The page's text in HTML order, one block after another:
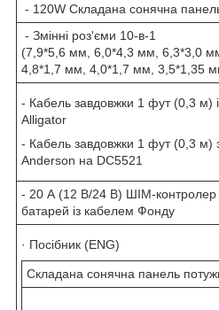
- 120W Складана сонячна
- Змінні роз'єми 10-в-1
(7,9*5,6 мм, 6,0*4,3 мм, 6,3*3,0
4,8*1,7 мм, 4,0*1,7 мм, 3,5*1,35
- Кабель завдовжки 1 фут (0,3 м)
Alligator
- Кабель завдовжки 1 фут (0,3 м)
Anderson на DC5521
- 20 А (12 В/24 В) ШІМ-контролер
батарей із кабелем Фонду
· Посібник (ENG)
Складана сонячна панель